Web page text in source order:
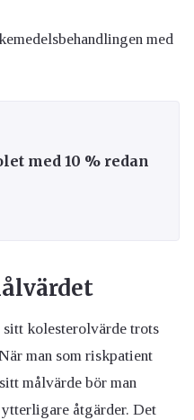
med
med 10 % redan
sitt kolesterolvärde trots
man som riskpatient
målvärde bör man
åtgärder. Det